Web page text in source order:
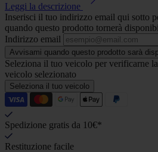
Leggi la descrizione
Inserisci il tuo indirizzo email qui sotto
quando questo prodotto tornerà
Indirizzo email
Avvisami quando questo prodotto sarà
Seleziona il tuo veicolo per verificarne
veicolo selezionato
Seleziona il tuo veicolo
Spedizione gratis da 10€*
Restituzione facile